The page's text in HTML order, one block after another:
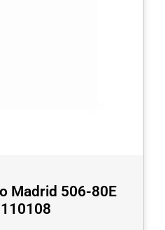
Madrid 506-80E